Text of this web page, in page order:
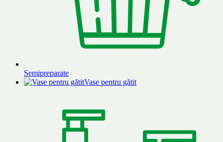
Semipreparate
Vase pentru gătit